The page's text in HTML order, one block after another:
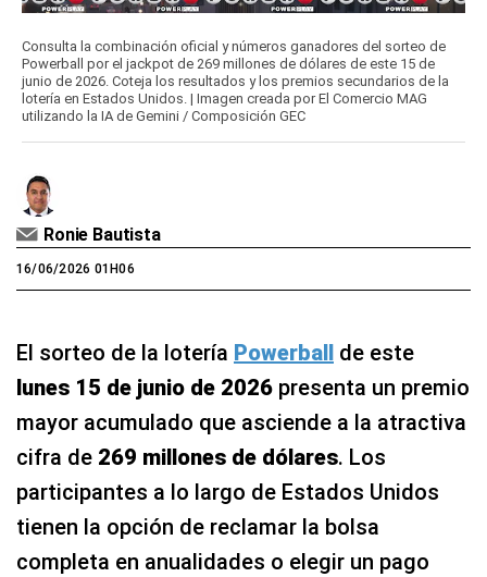
Consulta la combinación oficial y números ganadores del sorteo de
Powerball por el jackpot de 269 millones de dólares de este 15 de
junio de 2026. Coteja los resultados y los premios secundarios de la
lotería en Estados Unidos. | Imagen creada por El Comercio MAG
utilizando la IA de Gemini / Composición GEC
Ronie Bautista
16/06/2026 01H06
El sorteo de la lotería Powerball de este
lunes 15 de junio de 2026 presenta un premio
mayor acumulado que asciende a la atractiva
cifra de 269 millones de dólares. Los
participantes a lo largo de Estados Unidos
tienen la opción de reclamar la bolsa
completa en anualidades o elegir un pago